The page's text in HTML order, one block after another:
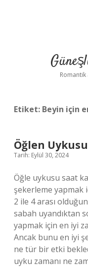
Etiket: Beyin için
Öğlen
Tarih: Eylül 30, 2024
Öğle uykusu saat
şekerleme yapmak
2 ile 4 arası
sabah uyandıktan
yapmak için en iyi
Ancak bunu en iyi
ne tür bir etki
uyku zamanı ne